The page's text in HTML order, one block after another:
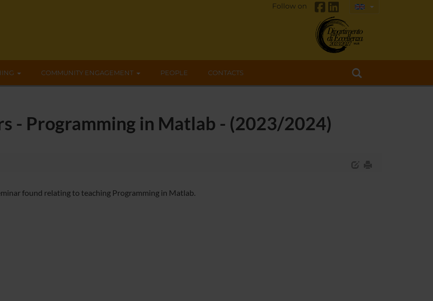
Follow on
COMMUNITY ENGAGEMENT PEOPLE CONTACTS
- Programming in Matlab - (2023/2024)
found relating to teaching Programming in Matlab.